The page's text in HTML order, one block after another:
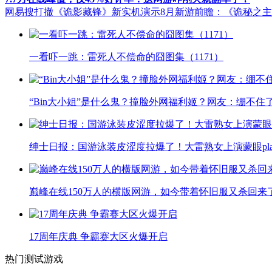
网易搜打撤《诡影藏锋》新实机演示8月新游前瞻：《诡秘之
一看吓一跳：雷死人不偿命的囧图集（1171）
“Bin大小姐”是什么鬼？撞脸外网福利姬？网友：绷不住
绅士日报：国游泳装皮涩度拉爆了！大雷熟女上演蒙眼
巅峰在线150万人的横版网游，如今带着怀旧服又杀回来
17周年庆典 争霸赛大区火爆开启
热门测试游戏